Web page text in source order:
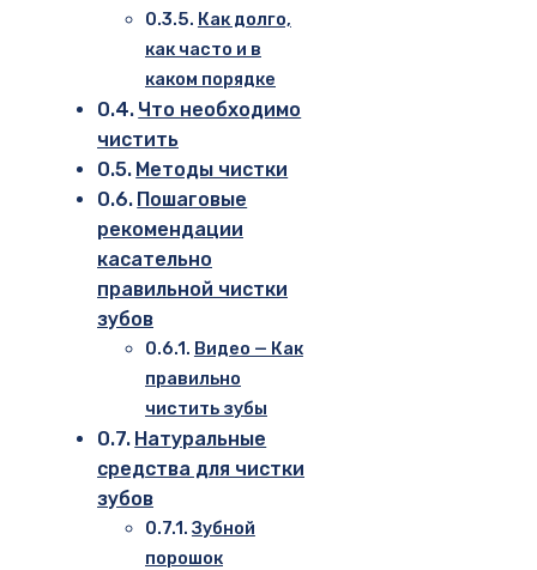
Как долго,
как часто и в
каком порядке
Что необходимо
чистить
Методы чистки
Пошаговые
рекомендации
касательно
правильной чистки
зубов
Видео — Как
правильно
чистить зубы
Натуральные
средства для чистки
зубов
Зубной
порошок